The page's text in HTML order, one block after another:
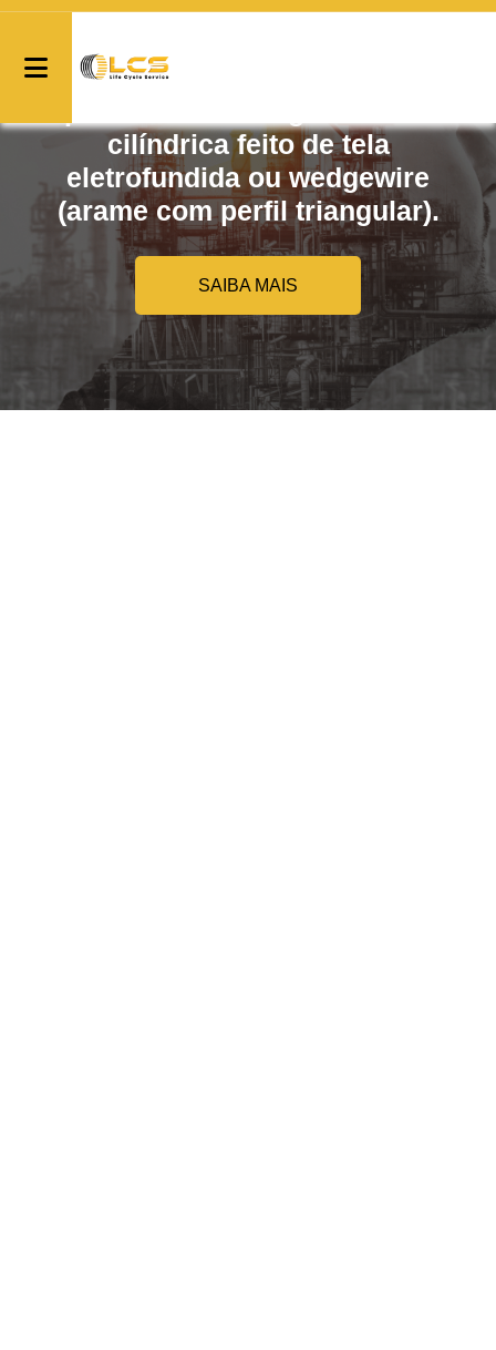
cilíndrica feito de tela
eletrofundida ou wedgewire
(arame com perfil triangular).
SAIBA MAIS